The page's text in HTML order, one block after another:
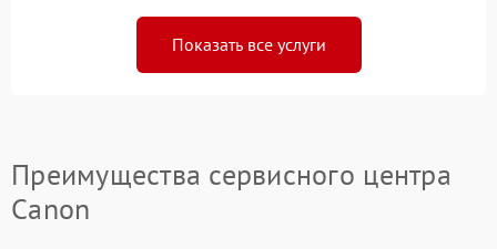
Показать все услуги
Преимущества сервисного центра
Canon